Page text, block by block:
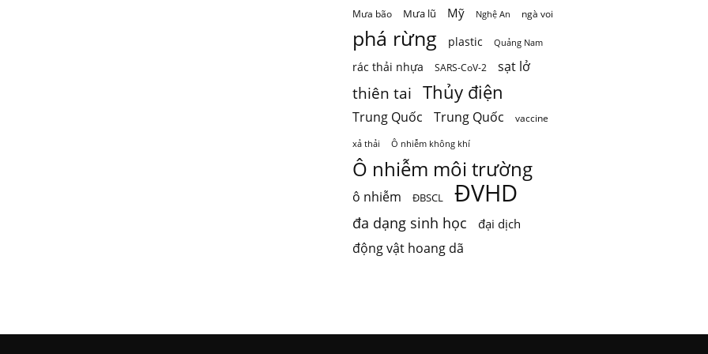
Mưa bão Mưa lũ Mỹ Nghệ An ngà voi
phá rừng plastic Quảng Nam
rác thải nhựa SARS-CoV-2 sạt lở
thiên tai Thủy điện
Trung Quốc Trung Quốc vaccine
xả thải Ô nhiễm không khí
Ô nhiễm môi trường
ô nhiễm ĐBSCL ĐVHD
đa dạng sinh học
đại dịch
động vật hoang dã